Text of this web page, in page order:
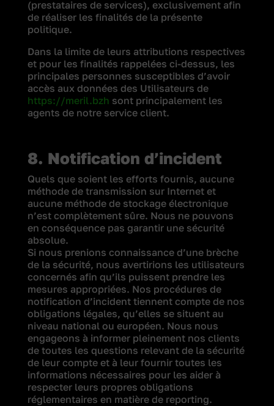
(prestataires de services), exclusivement afin
de réaliser les finalités de la présente
politique.
Dans la limite de leurs attributions respectives
et pour les finalités rappelées ci-dessus, les
principales personnes susceptibles d’avoir
accès aux données des Utilisateurs de
https://meril.bzh sont principalement les
agents de notre service client.
8. Notification d’incident
Quels que soient les efforts fournis, aucune
méthode de transmission sur Internet et
aucune méthode de stockage électronique
n’est complètement sûre. Nous ne pouvons
en conséquence pas garantir une sécurité
absolue.
Si nous prenions connaissance d’une brèche
de la sécurité, nous avertirions les utilisateurs
concernés afin qu’ils puissent prendre les
mesures appropriées. Nos procédures de
notification d’incident tiennent compte de nos
obligations légales, qu’elles se situent au
niveau national ou européen. Nous nous
engageons à informer pleinement nos clients
de toutes les questions relevant de la sécurité
de leur compte et à leur fournir toutes les
informations nécessaires pour les aider à
respecter leurs propres obligations
réglementaires en matière de reporting.